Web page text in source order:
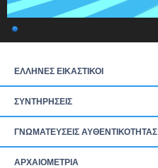
ΕΛΛΗΝΕΣ ΕΙΚΑΣΤΙΚΟΙ
ΣΥΝΤΗΡΗΣΕΙΣ
ΓΝΩΜΑΤΕΥΣΕΙΣ ΑΥΘΕΝΤΙΚΟΤΗΤΑΣ
ΑΡΧΑΙΟΜΕΤΡΙΑ